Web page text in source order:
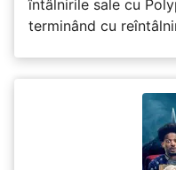
întâlnirile sale cu
terminând cu